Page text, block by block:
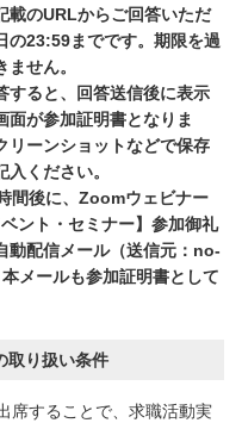
載のURLからご回答いただ
の23:59までです。期限を過
せん。
すると、回答送信後に表示
面が参加証明書となりま
リーンショットなどで保存
ください。
間後に、Zoomウェビナー
ント・セミナー】参加御礼
動配信メール（送信元：no-
メールも参加証明書として
取り扱い条件
席することで、求職活動実